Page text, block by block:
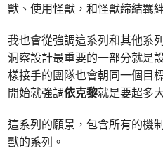
獸、使用怪獸，和怪獸締結羈
我也會從強調這系列和其他系
洞察設計最重要的一部分就是
樣接手的團隊也會朝同一個目
開始就強調依克黎就是要超多
這系列的願景，包含所有的機
獸的系列。